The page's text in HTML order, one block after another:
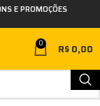
E PROMOÇÕES
0 R$0,00